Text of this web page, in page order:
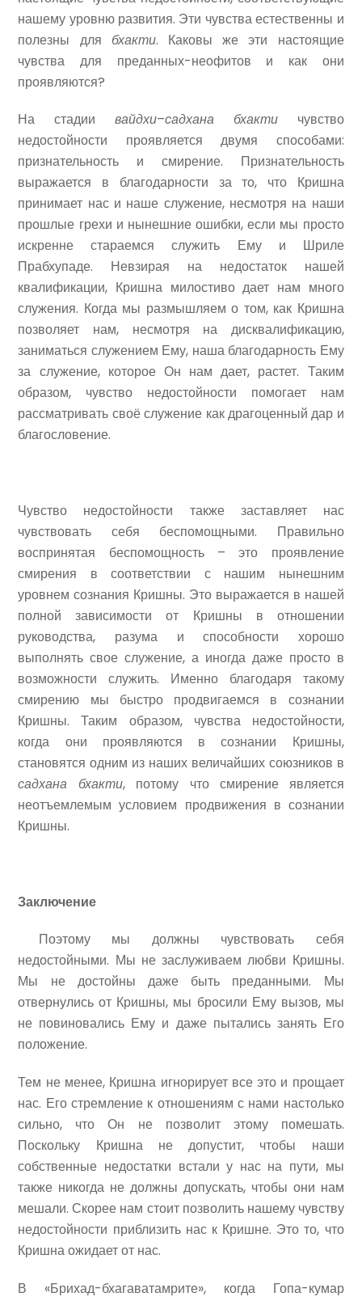
нашему уровню развития. Эти чувства естественны и
полезны для бхакти. Каковы же эти настоящие
чувства для преданных-неофитов и как они
проявляются?
На стадии вайдхи–садхана бхакти чувство
недостойности проявляется двумя способами:
признательность и смирение. Признательность
выражается в благодарности за то, что Кришна
принимает нас и наше служение, несмотря на наши
прошлые грехи и нынешние ошибки, если мы просто
искренне стараемся служить Ему и Шриле
Прабхупаде. Невзирая на недостаток нашей
квалификации, Кришна милостиво дает нам много
служения. Когда мы размышляем о том, как Кришна
позволяет нам, несмотря на дисквалификацию,
заниматься служением Ему, наша благодарность Ему
за служение, которое Он нам дает, растет. Таким
образом, чувство недостойности помогает нам
рассматривать своё служение как драгоценный дар и
благословение.
Чувство недостойности также заставляет нас
чувствовать себя беспомощными. Правильно
воспринятая беспомощность – это проявление
смирения в соответствии с нашим нынешним
уровнем сознания Кришны. Это выражается в нашей
полной зависимости от Кришны в отношении
руководства, разума и способности хорошо
выполнять свое служение, а иногда даже просто в
возможности служить. Именно благодаря такому
смирению мы быстро продвигаемся в сознании
Кришны. Таким образом, чувства недостойности,
когда они проявляются в сознании Кришны,
становятся одним из наших величайших союзников в
садхана бхакти, потому что смирение является
неотъемлемым условием продвижения в сознании
Кришны.
Заключение
Поэтому мы должны чувствовать себя
недостойными. Мы не заслуживаем любви Кришны.
Мы не достойны даже быть преданными. Мы
отвернулись от Кришны, мы бросили Ему вызов, мы
не повиновались Ему и даже пытались занять Его
положение.
Тем не менее, Кришна игнорирует все это и прощает
нас. Его стремление к отношениям с нами настолько
сильно, что Он не позволит этому помешать.
Поскольку Кришна не допустит, чтобы наши
собственные недостатки встали у нас на пути, мы
также никогда не должны допускать, чтобы они нам
мешали. Скорее нам стоит позволить нашему чувству
недостойности приблизить нас к Кришне. Это то, что
Кришна ожидает от нас.
В «Брихад-бхагаватамрите», когда Гопа-кумар